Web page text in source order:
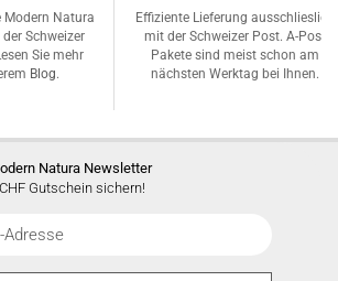
Natura
Schweizer
Sie mehr
Blog.
Effiziente Lieferung ausschlieslich
mit der Schweizer Post. A-Post
Pakete sind meist schon am
nächsten Werktag bei Ihnen.
Natura Newsletter
Gutschein sichern!